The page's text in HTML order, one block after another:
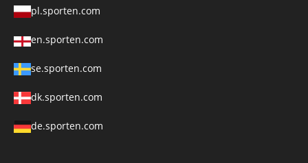
pl.sporten.com
en.sporten.com
se.sporten.com
dk.sporten.com
de.sporten.com